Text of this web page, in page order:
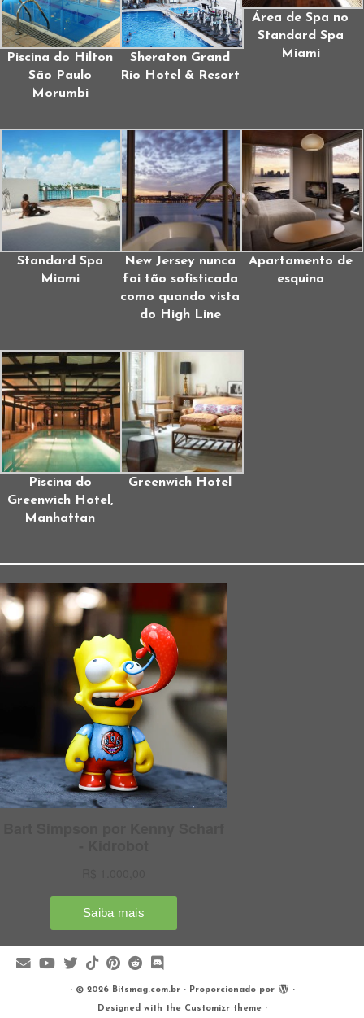
Piscina do Hilton
São Paulo
Morumbi
Sheraton Grand
Rio Hotel & Resort
Área de Spa no
Standard Spa
Miami
Standard Spa
Miami
New Jersey nunca
foi tão sofisticada
como quando vista
do High Line
Apartamento de
esquina
Piscina do
Greenwich Hotel,
Manhattan
Greenwich Hotel
· © 2026 Bitsmag.com.br· Proporcionado por ·
Designed with the Customizr theme ·